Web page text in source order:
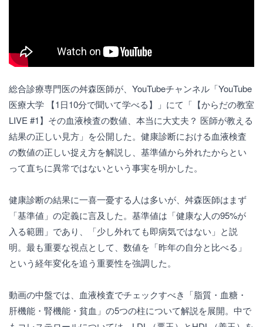
総合診療専門医の舛森医師が、YouTubeチャンネル「YouTube
医療大学 【1日10分で聞いて学べる】」にて「【からだの教室
LIVE #1】その血液検査の数値、本当に大丈夫？ 医師が教える
結果の正しい見方」を公開した。健康診断における血液検査
の数値の正しい捉え方を解説し、基準値から外れたからとい
って直ちに異常ではないという事実を明かした。
健康診断の結果に一喜一憂する人は多いが、舛森医師はまず
「基準値」の定義に言及した。基準値は「健康な人の95%が
入る範囲」であり、「少し外れても即病気ではない」と説
明。最も重要な視点として、数値を「昨年の自分と比べる」
という経年変化を追う重要性を強調した。
動画の中盤では、血液検査でチェックすべき「脂質・血糖・
肝機能・腎機能・貧血」の5つの柱について解説を展開。中で